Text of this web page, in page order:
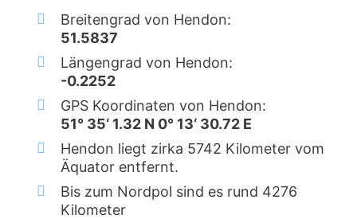
Breitengrad von Hendon:
51.5837
Längengrad von Hendon:
-0.2252
GPS Koordinaten von Hendon:
51° 35‘ 1.32 N 0° 13‘ 30.72 E
Hendon liegt zirka 5742 Kilometer vom
Äquator entfernt.
Bis zum Nordpol sind es rund 4276
Kilometer